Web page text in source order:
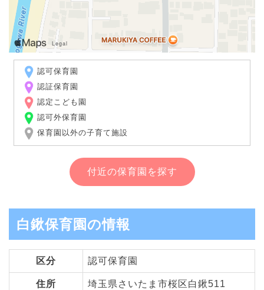
認可保育園
認証保育園
認定こども園
認可外保育園
保育園以外の子育て施設
付近の保育園を探す
白鍬保育園の情報
区分 認可保育園
住所 埼玉県さいたま市桜区白鍬511